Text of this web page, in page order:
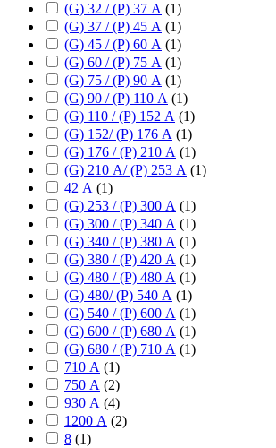
(G) 32 / (P) 37 А (1)
(G) 37 / (P) 45 А (1)
(G) 45 / (P) 60 А (1)
(G) 60 / (P) 75 А (1)
(G) 75 / (P) 90 А (1)
(G) 90 / (P) 110 А (1)
(G) 110 / (P) 152 А (1)
(G) 152/ (P) 176 А (1)
(G) 176 / (P) 210 А (1)
(G) 210 А/ (P) 253 А (1)
42 А (1)
(G) 253 / (P) 300 А (1)
(G) 300 / (P) 340 А (1)
(G) 340 / (P) 380 А (1)
(G) 380 / (P) 420 А (1)
(G) 480 / (P) 480 А (1)
(G) 480/ (P) 540 А (1)
(G) 540 / (P) 600 А (1)
(G) 600 / (P) 680 А (1)
(G) 680 / (P) 710 А (1)
710 А (1)
750 А (2)
930 А (4)
1200 А (2)
8 (1)